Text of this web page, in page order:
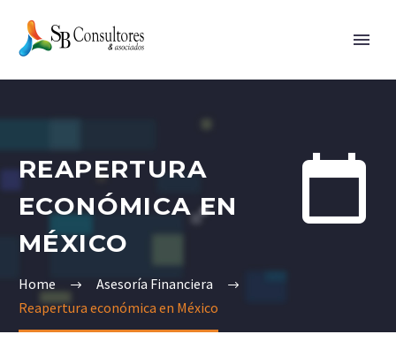


REAPERTURA
ECONÓMICA EN
MÉXICO
Home
Asesoría Financiera
Reapertura económica en México